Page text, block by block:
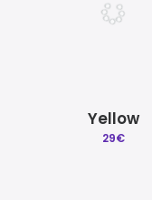
Yellow
29€